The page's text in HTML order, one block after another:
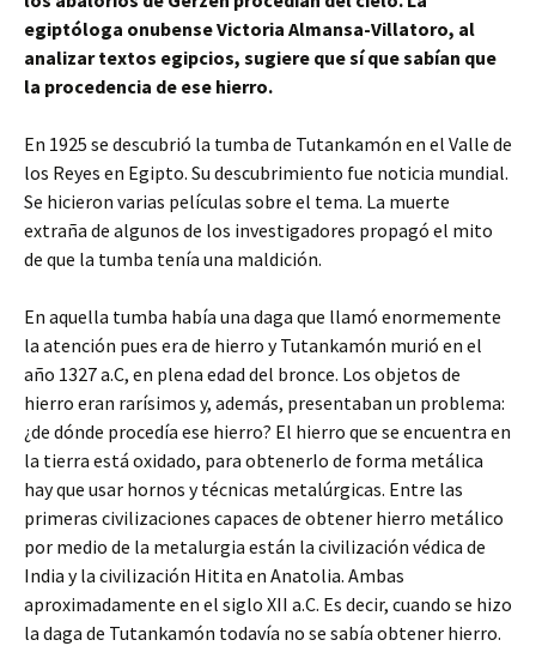
egiptóloga onubense Victoria Almansa-Villatoro, al
analizar textos egipcios, sugiere que sí que sabían que
la procedencia de ese hierro.
En 1925 se descubrió la tumba de Tutankamón en el Valle de
los Reyes en Egipto. Su descubrimiento fue noticia mundial.
Se hicieron varias películas sobre el tema. La muerte
extraña de algunos de los investigadores propagó el mito
de que la tumba tenía una maldición.
En aquella tumba había una daga que llamó enormemente
la atención pues era de hierro y Tutankamón murió en el
año 1327 a.C, en plena edad del bronce. Los objetos de
hierro eran rarísimos y, además, presentaban un problema:
¿de dónde procedía ese hierro? El hierro que se encuentra en
la tierra está oxidado, para obtenerlo de forma metálica
hay que usar hornos y técnicas metalúrgicas. Entre las
primeras civilizaciones capaces de obtener hierro metálico
por medio de la metalurgia están la civilización védica de
India y la civilización Hitita en Anatolia. Ambas
aproximadamente en el siglo XII a.C. Es decir, cuando se hizo
la daga de Tutankamón todavía no se sabía obtener hierro.